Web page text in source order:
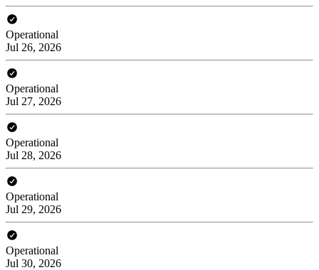
Operational
Jul 26, 2026
Operational
Jul 27, 2026
Operational
Jul 28, 2026
Operational
Jul 29, 2026
Operational
Jul 30, 2026